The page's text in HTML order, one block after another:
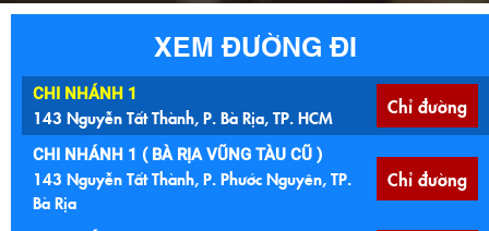
lót sàn mới nhất 2026,
phân tích ưu nhược điểm
từng dòng sản phẩm,
hướng dẫn cách tính toán
chi phí – thi công hợp lý
và gợi ý ứng dụng thực tế
theo từng không gian.
Nếu bạn đang tìm một vật
liệu lót sàn bền – đẹp – dễ
XEM ĐƯỜNG ĐI
CHI NHÁNH 1
143 Nguyễn Tất Thành, P. Bà Rịa, TP. HCM Chỉ đường
CHI NHÁNH 1 ( BÀ RỊA VŨNG TÀU CŨ )
143 Nguyễn Tất Thành, P. Phước Nguyên, TP.
Bà Rịa
Chỉ đường